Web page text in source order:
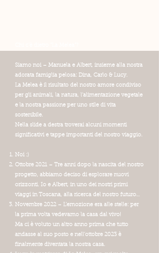
Siamo noi – Manuela e Albert, insieme alla nostra
adorata famiglia pelosa: Dina, Carlo & Lucy.
La Melea è il risultato del nostro amore condiviso
per gli animali, la natura, l’alimentazione vegetale
e la nostra passione per uno stile di vita
sostenibile.
Nella slide a destra troverai alcuni momenti
significativi e tappe importanti del nostro viaggio.
Noi :)
Ottobre 2021 – Tre anni dopo la nascita del nostro
progetto, abbiamo deciso di esplorare nuovi
orizzonti. Io e Albert, in uno dei nostri primi
viaggi in Toscana, alla ricerca del nostro futuro…
Novembre 2022 – L’emozione era alle stelle: per
la prima volta vedevamo la casa dal vivo!
Ma ci è voluto un altro anno prima che tutto
andasse al suo posto e nell’ottobre 2023 è
finalmente diventata la nostra casa.